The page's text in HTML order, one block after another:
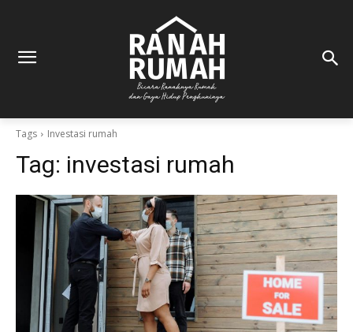
Tags Investasi rumah
Tag: investasi rumah